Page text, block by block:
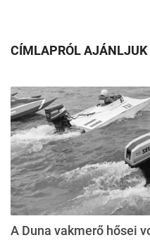
CÍMLAPRÓL AJÁNLJUK
A Duna vakmerő hősei